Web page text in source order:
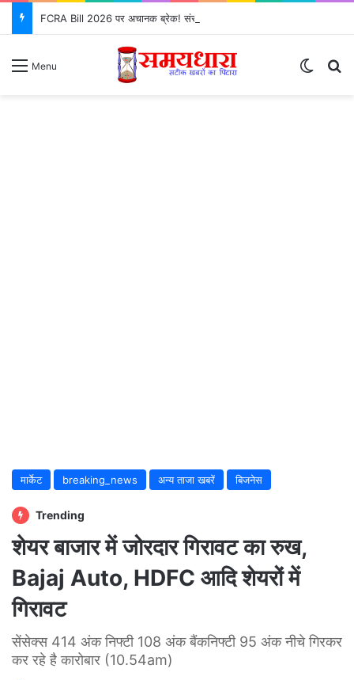
FCRA Bill 2026 पर अचानक ब्रेक! संसद के एजेंडे से क्यों गायब हुआ?
Menu
मार्केट breaking_news अन्य ताजा खबरें बिजनेस
Trending
शेयर बाजार में जोरदार गिरावट का रुख,
Bajaj Auto, HDFC आदि शेयरों में
गिरावट
सेंसेक्स 414 अंक निफ्टी 108 अंक बैंकनिफ्टी 95 अंक नीचे गिरकर
कर रहे है कारोबार (10.54am)